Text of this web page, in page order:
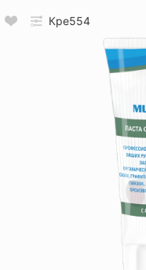
Кре554